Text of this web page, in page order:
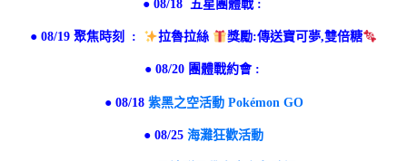
● 08/18 五星團體戰 :
● 08/19 聚焦時刻 : 拉魯拉絲 獎勵:傳送寶可夢,雙倍糖
● 08/20 團體戰約會 :
● 08/18 紫黑之空活動 Pokémon GO
● 08/25 海灘狂歡活動